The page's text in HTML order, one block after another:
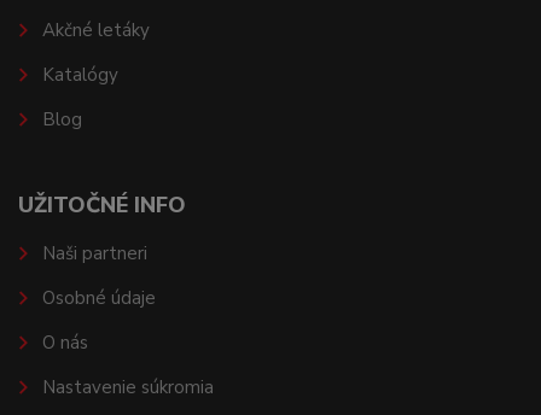
Akčné letáky
Katalógy
Blog
UŽITOČNÉ INFO
Naši partneri
Osobné údaje
O nás
Nastavenie súkromia